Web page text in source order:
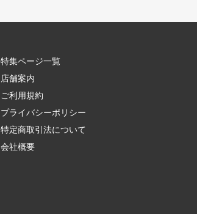
特集ページ一覧
店舗案内
ご利用規約
プライバシーポリシー
特定商取引法について
会社概要